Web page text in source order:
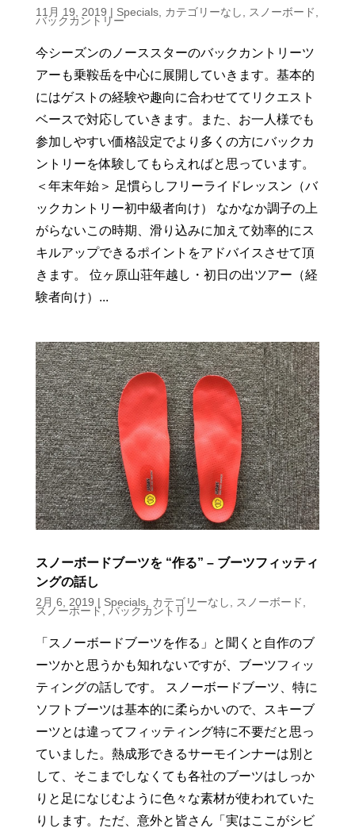
11月 19, 2019 | Specials, カテゴリーなし, スノーボード,
バックカントリー
今シーズンのノーススターのバックカントリーツ
アーも乗鞍岳を中心に展開していきます。基本的
にはゲストの経験や趣向に合わせててリクエスト
ベースで対応していきます。また、お一人様でも
参加しやすい価格設定でより多くの方にバックカ
ントリーを体験してもらえればと思っています。
＜年末年始＞ 足慣らしフリーライドレッスン（バ
ックカントリー初中級者向け） なかなか調子の上
がらないこの時期、滑り込みに加えて効率的にス
キルアップできるポイントをアドバイスさせて頂
きます。 位ヶ原山荘年越し・初日の出ツアー（経
験者向け）...
スノーボードブーツを “作る” – ブーツフィッティ
ングの話し
2月 6, 2019 | Specials, カテゴリーなし スノーボード
スノーボード ,バックカントリー
「スノーボードブーツを作る」と聞くと自作のブ
ーツかと思うかも知れないですが、ブーツフィッ
ティングの話しです。 スノーボードブーツ、特に
ソフトブーツは基本的に柔らかいので、スキーブ
ーツとは違ってフィッティング特に不要だと思っ
ていました。熱成形できるサーモインナーは別と
して、そこまでしなくても各社のブーツはしっか
りと足になじむように色々な素材が使われていた
りします。ただ、意外と皆さん「実はここがシビ